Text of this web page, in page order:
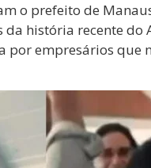
o prefeito de
história recente do
por empresários que